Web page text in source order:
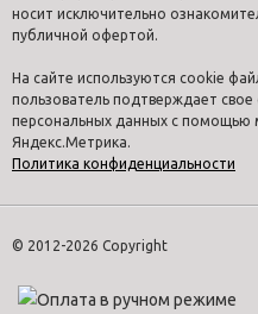
носит исключительно
публичной офертой.
На сайте используются cookie
пользователь подтверждает свое
персональных данных с помощью
Яндекс.Метрика.
Политика конфиденциальности
© 2012-2026 Copyright